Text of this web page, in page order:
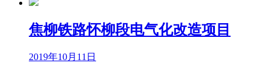
焦柳铁路怀柳段电气化改造项目
2019年10月11日